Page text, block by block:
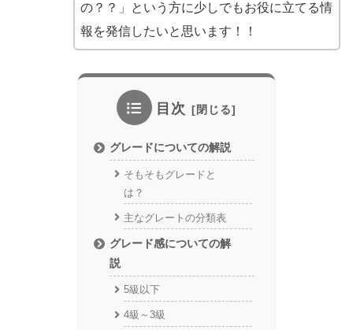
の？？」という方に少しでもお役に立てる情
報を発信したいと思います！！
目次
グレードについての解説
そもそもグレードと
は？
主なグレートの分類表
グレード感についての解
説
5級以下
4級～3級